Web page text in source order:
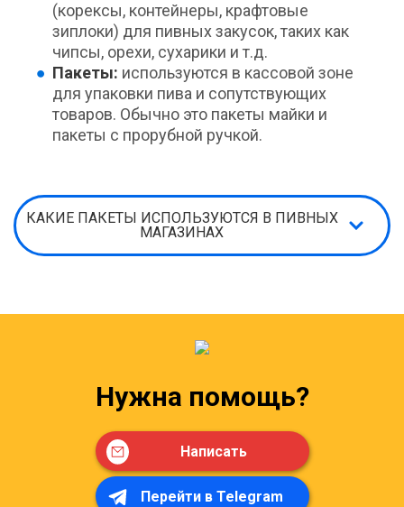
(корексы, контейнеры, крафтовые
зиплоки) для пивных закусок, таких как
чипсы, орехи, сухарики и т.д.
Пакеты: используются в кассовой зоне
для упаковки пива и сопутствующих
товаров. Обычно это пакеты майки и
пакеты с прорубной ручкой.
КАКИЕ ПАКЕТЫ ИСПОЛЬЗУЮТСЯ В ПИВНЫХ
МАГАЗИНАХ
Нужна помощь?
Написать
Перейти в Telegram